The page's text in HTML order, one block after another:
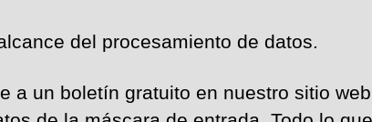
del procesamiento de datos.
a un boletín gratuito en nuestro sitio